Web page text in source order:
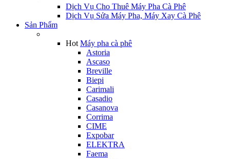
Dịch Vụ Cho Thuê Máy Pha Cà Phê
Dịch Vụ Sửa Máy Pha, Máy Xay Cà Phê
Sản Phẩm
Hot Máy pha cà phê
Astoria
Ascaso
Breville
Biepi
Carimali
Casadio
Casanova
Corrima
CIME
Expobar
ELEKTRA
Faema